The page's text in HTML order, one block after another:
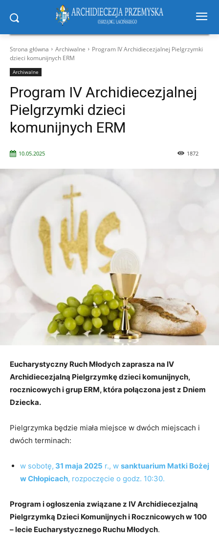
Strona główna Archiwalne
Program IV Archidiecezjalnej Pielgrzymki
dzieci komunijnych ERM
Archiwalne
Program IV Archidiecezjalnej
Pielgrzymki dzieci
komunijnych ERM
10.05.2025 1872
Eucharystyczny Ruch Młodych zaprasza na IV
Archidiecezjalną Pielgrzymkę dzieci komunijnych,
rocznicowych i grup ERM, która połączona jest z Dniem
Dziecka.
Pielgrzymka będzie miała miejsce w dwóch miejscach i
dwóch terminach:
w sobotę, 31 maja 2025 r., w sanktuarium Matki Bożej
w Chłopicach, rozpoczęcie o godz. 10:30.
Program i ogłoszenia związane z IV Archidiecezjalną
Pielgrzymką Dzieci Komunijnych i Rocznicowych w 100
– lecie Eucharystycznego Ruchu Młodych.